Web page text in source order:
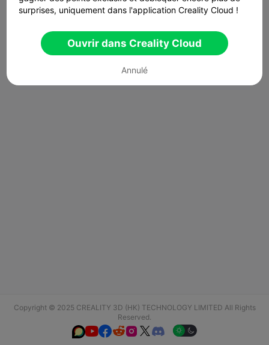
Copyright © 2025 CREALITY 3D (HK) TECHNOLOGY LIMITED All Rights
Reserved.
  
surprises, uniquement dans l'application Creality Cloud !
Ouvrir dans Creality Cloud
Annulé